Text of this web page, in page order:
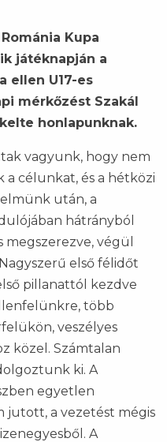
Kupa
játéknapján a
ellen U17-es
mérkőzést Szakál
honlapunknak.
vagyunk, hogy nem
célunkat, és a hétközi
után, a
hátrányból
megszerezve, végül
első félidőt
pillanattól kezdve
több
veszélyes
közel. Számtalan
ki. A
egyetlen
jutott, a vezetést mégis
A